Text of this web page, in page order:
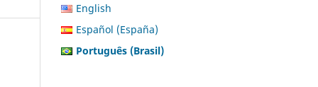
English
Español (España)
Português (Brasil)